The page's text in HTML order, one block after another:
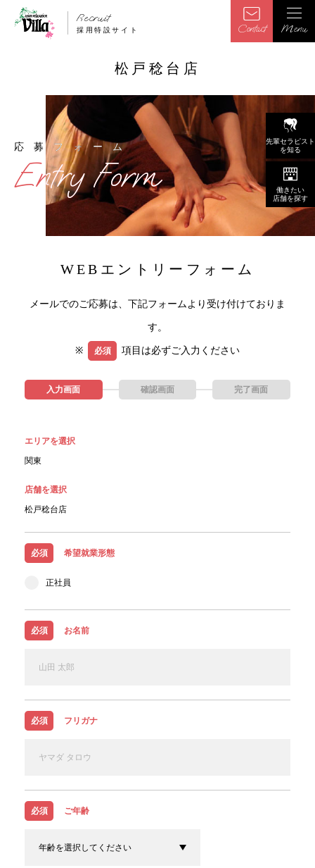
Recruit
採用特設サイト Contact Menu
先輩セラピスト
を知る
働きたい
店舗を探す
松戸稔台店
応募フォーム
Entry Form
応募フォーム
Entry Form
WEBエントリー フォーム
メールでのご応募は、下記フォームより受け付けておりま
す。
※ 必須 項目は必ずご入力ください
入力画面 確認画面 完了画面
エリアを選択
関東
店舗を選択
松戸稔台店
必須 希望就業形態
正社員
必須 お名前
必須 フリガナ
必須 ご年齢